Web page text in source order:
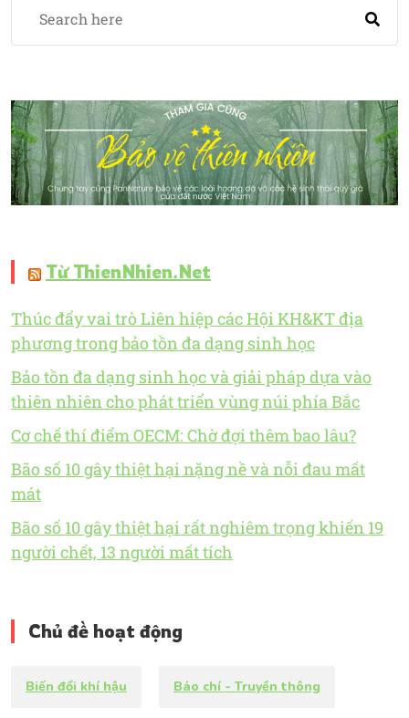
Từ ThienNhien.Net
Thúc đẩy vai trò Liên hiệp các Hội KH&KT địa
phương trong bảo tồn đa dạng sinh học
Bảo tồn đa dạng sinh học và giải pháp dựa vào
thiên nhiên cho phát triển vùng núi phía Bắc
Cơ chế thí điểm OECM: Chờ đợi thêm bao lâu?
Bão số 10 gây thiệt hại nặng nề và nỗi đau mất
mát
Bão số 10 gây thiệt hại rất nghiêm trọng khiến 19
người chết, 13 người mất tích
Chủ đề hoạt động
Biến đổi khí hậu Báo chí - Truyền thông